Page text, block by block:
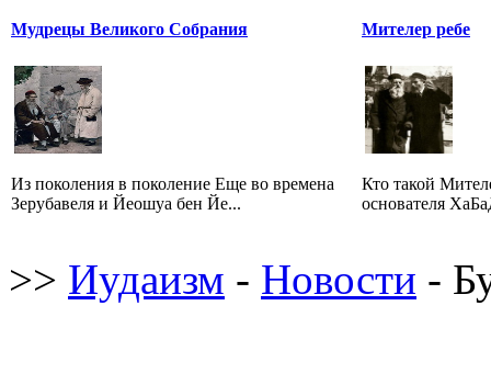
Мудрецы Великого Собрания
Из поколения в поколение Еще во времена
Зерубавеля и Йеошуа бен Йе...
Мителер ребе
Кто такой
основателя
>> Иудаизм - Новости -